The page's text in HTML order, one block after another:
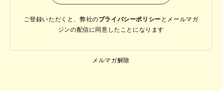
ご登録いただくと、弊社のプライバシーポリシー と メールマガ
ジンの配信に同意したことになります
メルマガ解除